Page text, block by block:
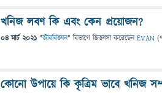
খনিজ লবণ কি এবং কেন প্রয়োজন?
04 মার্চ 2021 "জীববিজ্ঞান" বিভাগে জিজ্ঞাসাকরেছেনEVAN (
কোনো উপায়ে কি কৃত্রিম ভাবে খনিজ